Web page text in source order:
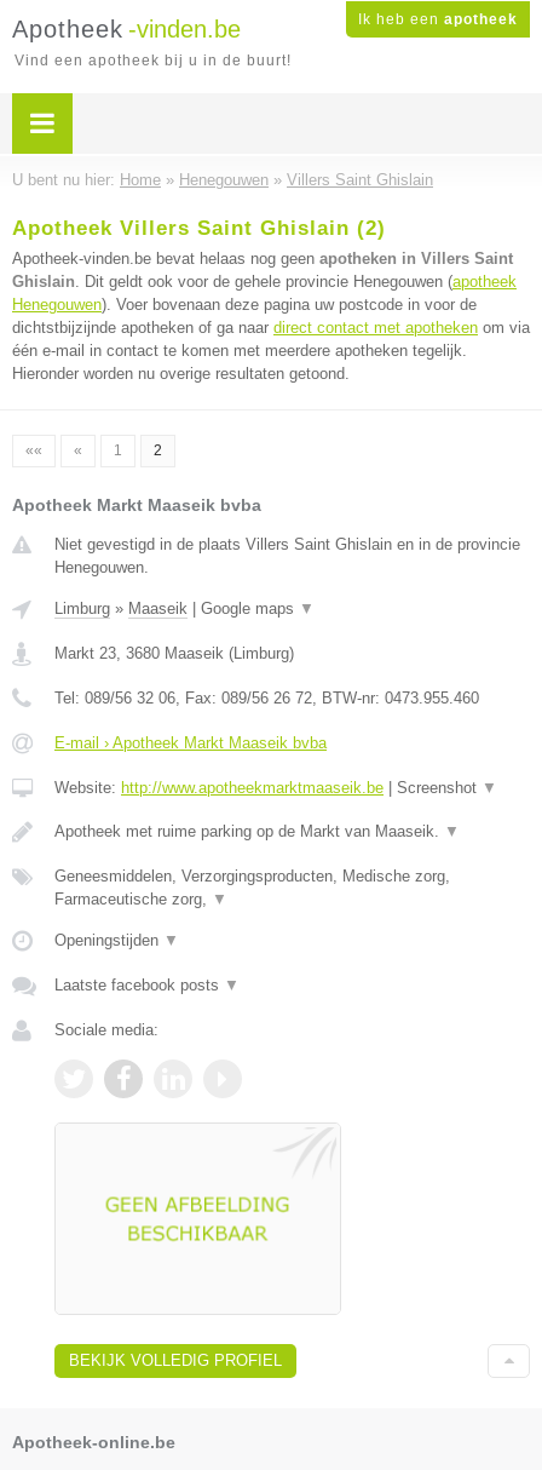
Ik heb een apotheek
Apotheek -vinden.be
Vind een apotheek bij u in de buurt!
U bent nu hier: Home » Henegouwen » Villers Saint Ghislain
Apotheek Villers Saint Ghislain (2)
Apotheek-vinden.be bevat helaas nog geen apotheken in Villers Saint
Ghislain. Dit geldt ook voor de gehele provincie Henegouwen (apotheek
Henegouwen). Voer bovenaan deze pagina uw postcode in voor de
dichtstbijzijnde apotheken of ga naar direct contact met apotheken om via
één e-mail in contact te komen met meerdere apotheken tegelijk.
Hieronder worden nu overige resultaten getoond.
«« « 1 2
Apotheek Markt Maaseik bvba
Niet gevestigd in de plaats Villers Saint Ghislain en in de provincie
Henegouwen.
Limburg » Maaseik Google maps ▼
Markt 23, 3680 Maaseik (Limburg)
Tel: 089/56 32 06, Fax: 089/56 26 72, BTW-nr: 0473.955.460
E-mail › Apotheek Markt Maaseik bvba
Website: http://www.apotheekmarktmaaseik.be Screenshot ▼
Apotheek met ruime parking op de Markt van Maaseik. ▼
Geneesmiddelen, Verzorgingsproducten, Medische zorg,
Farmaceutische zorg, ▼
Openingstijden ▼
Laatste facebook posts ▼
Sociale media:
BEKIJK VOLLEDIG PROFIEL
Apotheek-online.be